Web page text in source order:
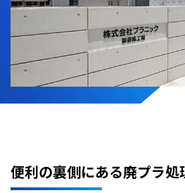
便利の裏側にある廃プラ処